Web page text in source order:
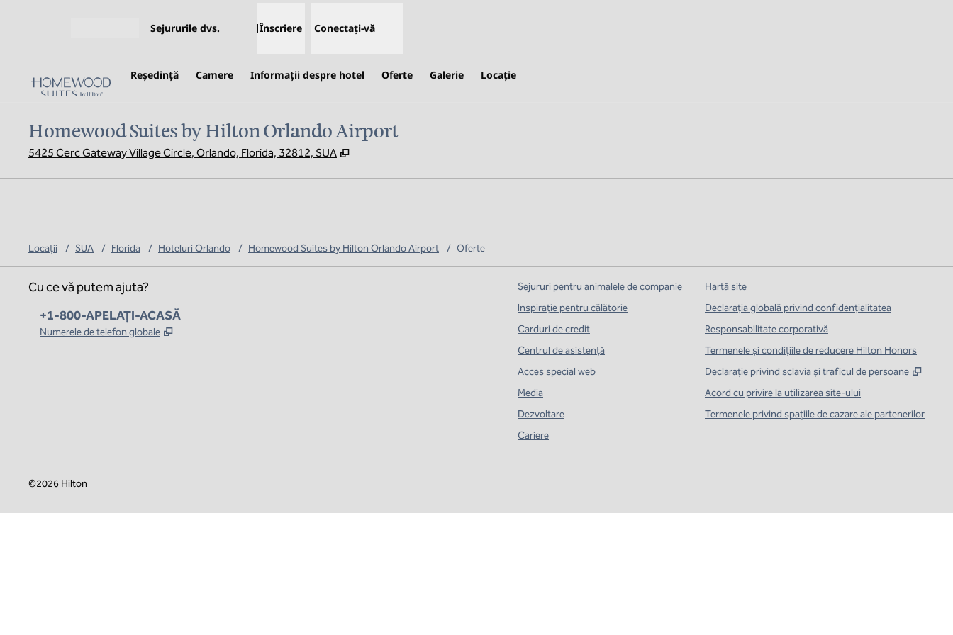
Sejururile dvs. Înscriere Conectați-vă
Reşedinţă Camere Informații despre hotel Oferte Galerie Locaţie
Homewood Suites by Hilton Orlando Airport
5425 Cerc Gateway Village Circle, Orlando, Florida, 32812, SUA ,
Locații / SUA / Florida / Hoteluri Orlando / Homewood Suites by Hilton Orlando Airport / Oferte
Cu ce vă putem ajuta?
Telefon:
+1-800-APELAȚI-ACASĂ
Numerele de telefon globale ,
Sejururi pentru animalele de companie
Inspirație pentru călătorie
Carduri de credit
Centrul de asistență
Acces special web
Media
Dezvoltare
Cariere
Hartă site
Declarația globală privind confidenţialitatea
Responsabilitate corporativă
Termenele și condițiile de reducere Hilton Honors
Declarație privind sclavia și traficul de persoane
,
Acord cu privire la utilizarea site-ului
Termenele privind spațiile de cazare ale partenerilor
©2026 Hilton